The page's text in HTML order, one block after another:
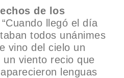
de los
“Cuando llegó el día
todos unánimes
vino del cielo un
viento recio que
lenguas